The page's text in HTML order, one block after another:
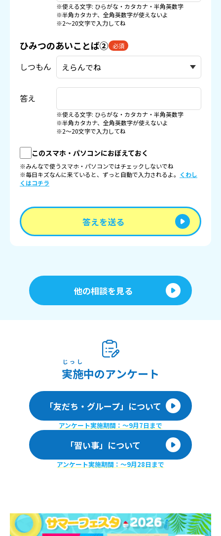
※使える文字: ひらがな・カタカナ・半角英数字
※半角カタカナ、全角英数字が使えないよ
※2〜20文字で入力してね
ひみつのあいことば② 必須
しつもん
答え
※使える文字: ひらがな・カタカナ・半角英数字
※半角カタカナ、全角英数字が使えないよ
※2〜20文字で入力してね
このスマホ・パソコンにおぼえておく
※みんなで使うスマホ・パソコンではチェックしないでね
※毎日キズなんに来ていると、ずっと自動で入力されるよ。 くわし
くはコチラ
答えを送る
他の相談を見る
実施
じっし
中のアンケート
「友だち・グループ」について
アンケート実施期間：〜9月7日まで
「習い事」について
アンケート実施期間：〜9月28日まで